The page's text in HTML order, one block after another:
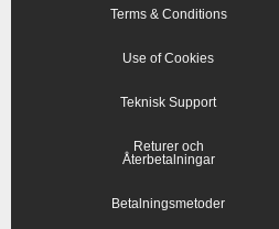
Terms & Conditions
Use of Cookies
Teknisk Support
Returer och
Återbetalningar
Betalningsmetoder